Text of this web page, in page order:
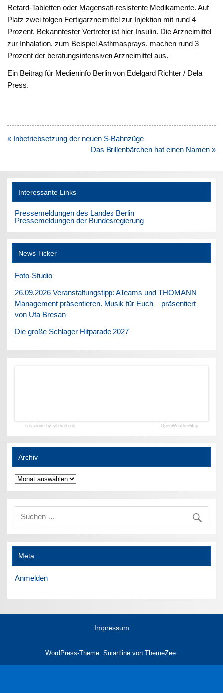
Retard-Tabletten oder Magensaft-resistente Medikamente. Auf
Platz zwei folgen Fertigarzneimittel zur Injektion mit rund 4
Prozent. Bekanntester Vertreter ist hier Insulin. Die Arzneimittel
zur Inhalation, zum Beispiel Asthmasprays, machen rund 3
Prozent der beratungsintensiven Arzneimittel aus.
Ein Beitrag für Medieninfo Berlin von Edelgard Richter / Dela
Press.
Beitragsnavigation
« Inbetriebsetzung der neuen S-Bahnzüge
Das Brillenbärchen hat einen Namen »
Interessante Links
Pressemeldungen des Landes Berlin
Pressemeldungen der Bundesregierung
News Ticker
Foto-Studio
26.09.2026 Veranstaltungstipp: ATeams und THOMANN
Management präsentieren. Musik für Euch – präsentiert
von Uta Bresan
Die große Schlager Hitparade 2027
creazione by siti web ok OpenWeatherMap
Archiv
Archiv
Meta
Anmelden
Impressum
WordPress-Theme: Smartline von ThemeZee.